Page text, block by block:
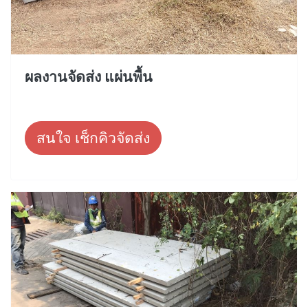
ผลงานจัดส่ง แผ่นพื้น
สนใจ เช็กคิวจัดส่ง